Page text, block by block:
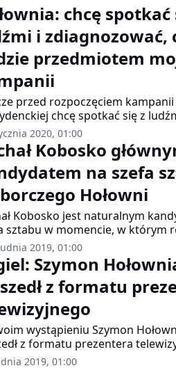
chcę spotkać
i zdiagnozować,
przedmiotem
przed rozpoczęciem kampanii
chcę spotkać się z
zdiagnozować, co będzie
kampanii – powiedział Szymon
w czwartek w Łodzi
cykl swoich otwartych
2020, 01:00
Kobosko
na szefa
Hołowni
Kobosko jest naturalnym
sztabu w momencie, w którym
– poinformowała PAP
z Szymonem
2019, 01:00
Szymon
z formatu
wystąpieniu Szymon
z formatu prezentera
PAP wicerzecznik PiS Radosław
zapowiedź dziennikarza o
2019, 01:00